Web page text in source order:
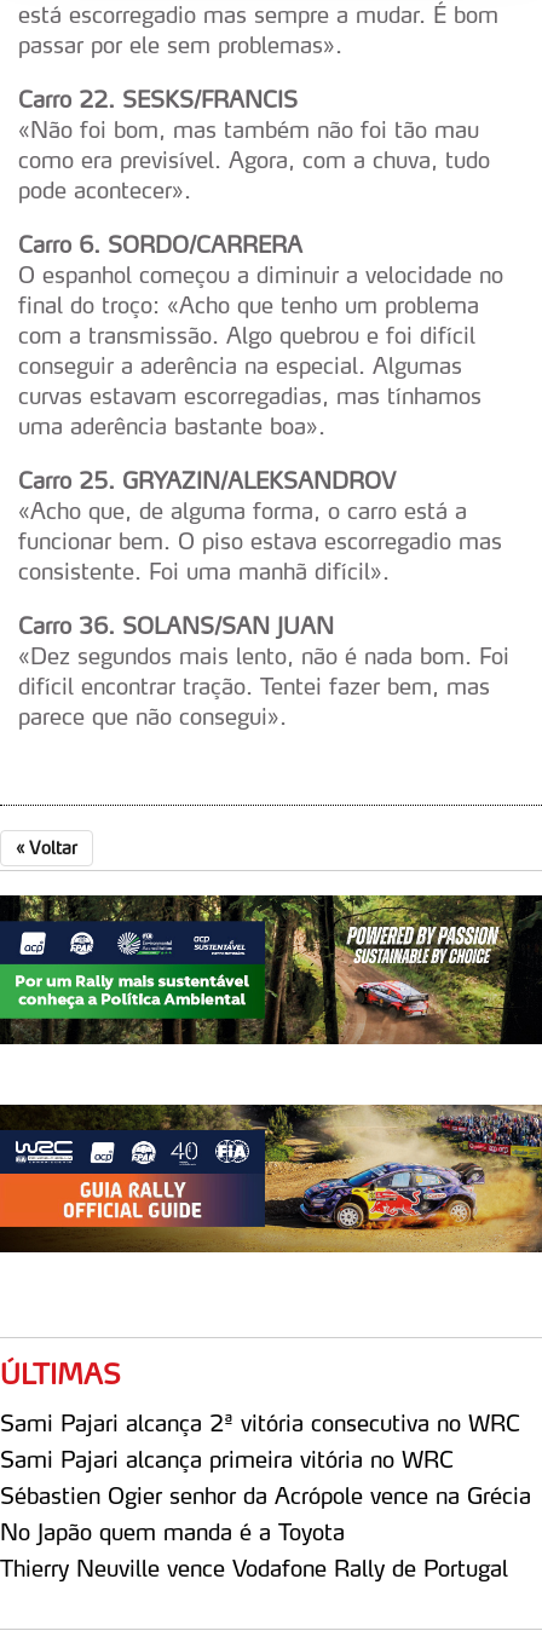
Adicionalmente partilhamos informação, relativa à sua
utilização do nosso site de publicidade e de análise, com
O ACP garantirá que as transferências internacionais de
dados pessoais serão realizadas apenas com o seu
consentimento e quando tal se afigure estritamente
Realçamos que o bloqueio de certo tipo de Cookies e
tecnologias similares pode ter impacto na sua
experiência de navegação no Website e nos serviços
disponibilizados.
Consulte a política de cookies do site.
está escorregadio mas sempre a mudar. É bom
passar por ele sem problemas».
Carro 22. SESKS/FRANCIS
«Não foi bom, mas também não foi tão mau
como era previsível. Agora, com a chuva, tudo
pode acontecer».
Carro 6. SORDO/CARRERA
O espanhol começou a diminuir a velocidade no
final do troço: «Acho que tenho um problema
com a transmissão. Algo quebrou e foi difícil
conseguir a aderência na especial. Algumas
curvas estavam escorregadias, mas tínhamos
uma aderência bastante boa».
Carro 25. GRYAZIN/ALEKSANDROV
«Acho que, de alguma forma, o carro está a
funcionar bem. O piso estava escorregadio mas
consistente. Foi uma manhã difícil».
Carro 36. SOLANS/SAN JUAN
«Dez segundos mais lento, não é nada bom. Foi
difícil encontrar tração. Tentei fazer bem, mas
parece que não consegui».
« Voltar
ÚLTIMAS
Sami Pajari alcança 2ª vitória consecutiva no WRC
Sami Pajari alcança primeira vitória no WRC
Sébastien Ogier senhor da Acrópole vence na Grécia
No Japão quem manda é a Toyota
Thierry Neuville vence Vodafone Rally de Portugal